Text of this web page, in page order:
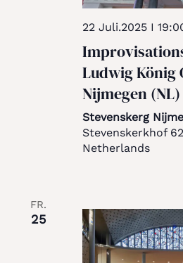
22 Juli.2025 I
Ludwig König
Nijmegen (NL)
Stevenskerg
Stevenskerkhof
Netherlands
FR.
25